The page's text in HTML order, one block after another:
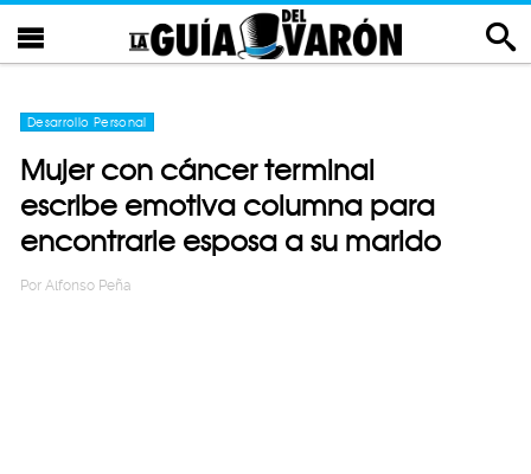
Desarrollo Personal
Mujer con cáncer terminal
escribe emotiva columna para
encontrarle esposa a su marido
Por Alfonso Peña